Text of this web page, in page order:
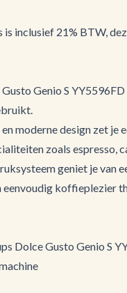
inclusief 21% BTW,
Genio S
moderne design zet je
zoals espresso,
geniet je van
eenvoudig koffieplezier
Dolce Gusto Genio S